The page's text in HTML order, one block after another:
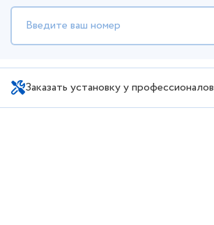
Заказать установку у профессионалов